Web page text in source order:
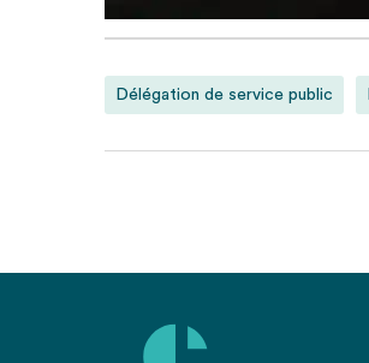
Délégation de service public